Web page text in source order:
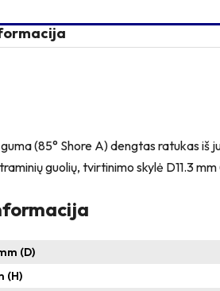
(85° Shore A) dengtas ratukas iš
guolių, tvirtinimo skylė D11.3
(D)
(H)